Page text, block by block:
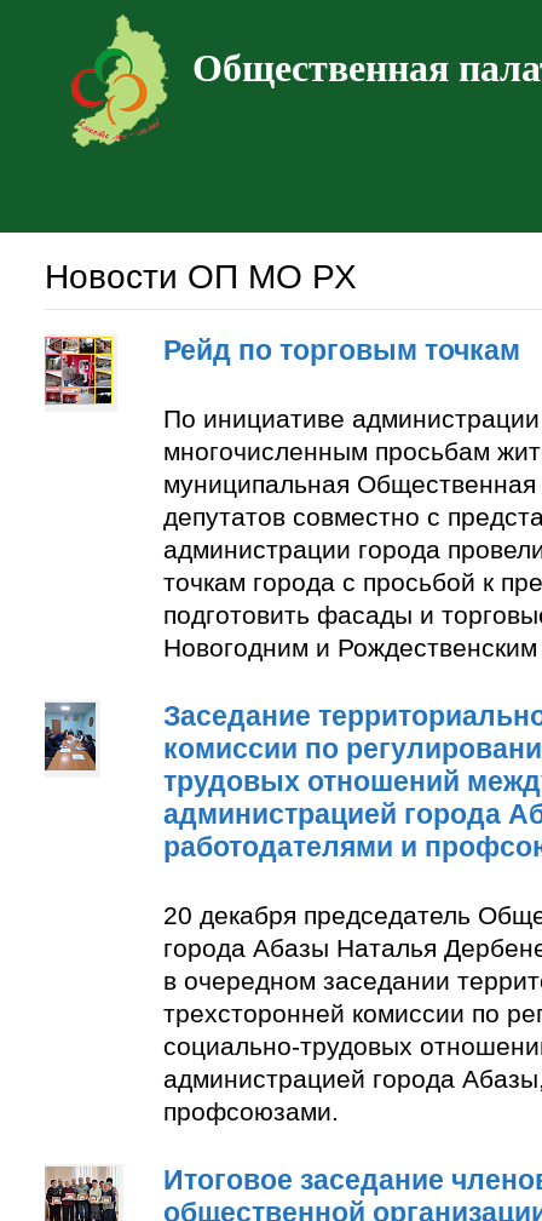
Общественная
Новости ОП МО РХ
Рейд по торговым точкам
По инициативе
многочисленным просьбам
муниципальная Общественная
депутатов совместно с
администрации города
точкам города с просьбой к
подготовить фасады и
Новогодним и
Заседание
комиссии по
трудовых отношений
администрацией города
работодателями и
20 декабря председатель
города Абазы Наталья
в очередном заседании
трехсторонней комиссии по
социально-трудовых
администрацией города
профсоюзами.
Итоговое заседание
общественной